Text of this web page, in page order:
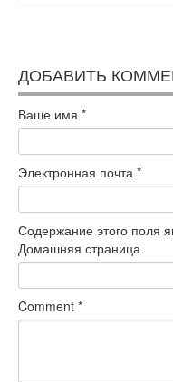
ДОБАВИТЬ
Ваше имя *
Электронная почта *
Содержание этого поля
Домашняя страница
Comment *